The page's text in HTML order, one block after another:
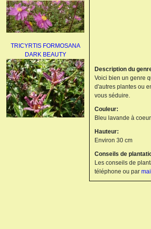
TRICYRTIS FORMOSANA
DARK BEAUTY
Description du
Voici bien un genre
d'autres plantes ou
vous séduire.
Couleur:
Bleu lavande à
Hauteur:
Environ 30 cm
Conseils de
Les conseils de
téléphone ou par